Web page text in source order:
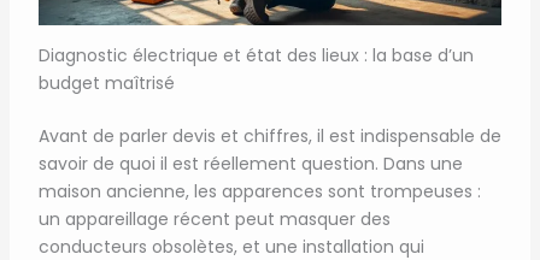
Diagnostic électrique et état des lieux : la base d’un
budget maîtrisé
Avant de parler devis et chiffres, il est indispensable de
savoir de quoi il est réellement question. Dans une
maison ancienne, les apparences sont trompeuses :
un appareillage récent peut masquer des
conducteurs obsolètes, et une installation qui